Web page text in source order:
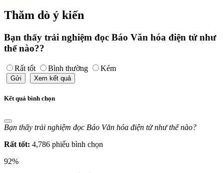
Thăm dò ý kiến
Bạn thấy trải nghiệm đọc Báo Văn hóa điện tử như
thế nào??
Rất tốt Bình thường Kém
Gửi Xem kết quả
Kết quả bình chọn
Bạn thấy trải nghiệm đọc Báo Văn hóa điện tử như thế nào?
Rất tốt: 4,786 phiếu bình chọn
92%